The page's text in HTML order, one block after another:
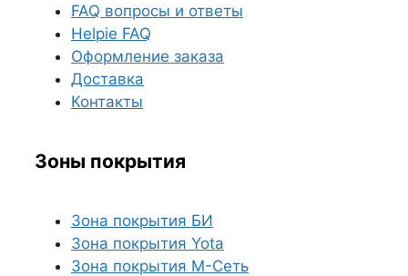
FAQ вопросы и ответы
Helpie FAQ
Оформление заказа
Доставка
Контакты
Зоны покрытия
Зона покрытия БИ
Зона покрытия Yota
Зона покрытия М-Сеть